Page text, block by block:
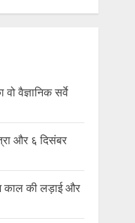
वैज्ञानिक सर्वे
और ६ दिसंबर
काल की लड़ाई और